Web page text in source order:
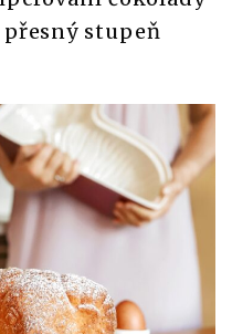
přesný stupeň